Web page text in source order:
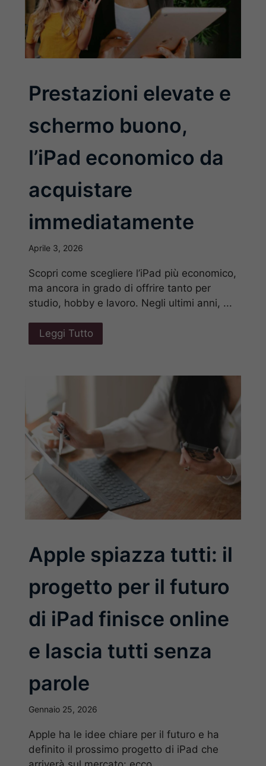
Prestazioni elevate e
schermo buono,
l’iPad economico da
acquistare
immediatamente
Aprile 3, 2026
Scopri come scegliere l’iPad più economico,
ma ancora in grado di offrire tanto per
studio, hobby e lavoro. Negli ultimi anni, ...
Leggi Tutto
Apple spiazza tutti: il
progetto per il futuro
di iPad finisce online
e lascia tutti senza
parole
Gennaio 25, 2026
Apple ha le idee chiare per il futuro e ha
definito il prossimo progetto di iPad che